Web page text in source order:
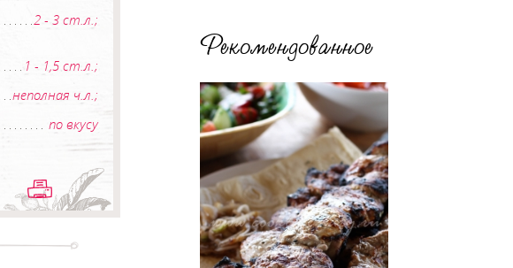
2 - 3 ст.л.;
1 - 1,5 ст.л.;
неполная ч.л.;
по вкусу
Рекомендованное